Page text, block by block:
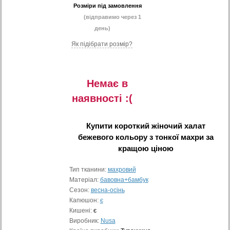
Розміри під замовлення
(відправимо через 1
день)
Як підібрати розмір?
Немає в
наявностi :(
Купити короткий жіночий халат
бежевого кольору з тонкої махриза
кращою ціною
Тип тканини: махровий
Матеріал: бавовна+бамбук
Сезон: весна-осінь
Капюшон: є
Кишені: є
Виробник: Nusa